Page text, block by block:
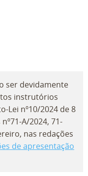
ser devidamente
instrutórios
Lei nº10/2024 de 8
A/2024, 71-
nas redações
de apresentação